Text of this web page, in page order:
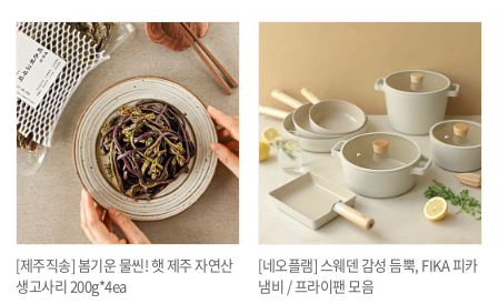
[제주직송] 봄기운 물씬! 햇 제주 자연산
생고사리 200g*4ea
[네오플램] 스웨덴 감성 듬뿍, FIKA 피카
냄비 / 프라이팬 모음